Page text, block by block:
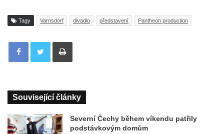
Tagy Varnsdorf divadlo představení Pantheon production
Tisknout
Související články
Severní Čechy během víkendu patřily
podstávkovým domům